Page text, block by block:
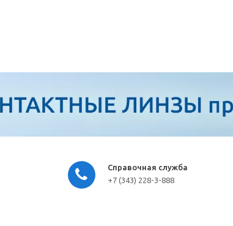
Справочная служба
+7 (343) 228-3-888